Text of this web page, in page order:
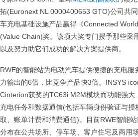
拓(Euronext NL 0000400653 GTO)公司共
车充电基础设施产品赢得《Connected
(Value Chain)奖。该项大奖专门授予那些采
以及努力助它们成功的解决方案提供商。
RWE的智能站为电动汽车提供便捷的充电服
力输出的6倍，比竞争产品快3倍。INSYS
Cinterion获奖的TC63i M2M模块而功能强大
充电任务和数据通信(包括车辆身份验证与授
取、账单计费和消费通信)。目前RWE智能
分布在公共场所、停车场、客户住宅及商用